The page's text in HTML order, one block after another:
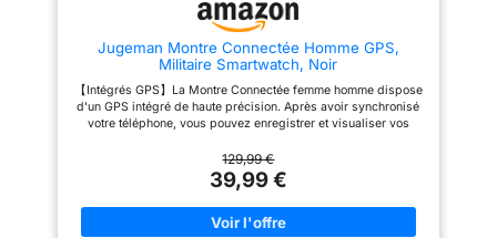
environnements humides
【Surveillance Complète de la
Santé】: cette montre connecter
pour homme intègre un capteur
optique de haute précision pour
une surveillance 24 heures sur
24 de la fréquence cardiaque et
nocturne et enregistre les
silicone souple, facilement
interchangeables. De plus, des
câbles de charge USB et Type-
C sont inclus pour un
chargement pratique à la
maison, au bureau ou en
voyage.
【Imperméabilité
5ATM et modes sportifs
métallique entièrement scellé et
jusqu'à 5ATM. Elle dispose d'un
Jugeman Montre Connectée Homme GPS,
Militaire Smartwatch, Noir
【Intégrés GPS】La Montre Connectée femme homme dispose
d'un GPS intégré de haute précision. Après avoir synchronisé
votre téléphone, vous pouvez enregistrer et visualiser vos
de gamme du tracker de fitness peut enregistrer avec
précision la distance, le rythme moyen/en temps réel, les
calories et d'autres données. Smartwatch Vous aide à optimiser
votre plan d’entraînement et à atteindre vos objectifs de remise
en forme. 【100+ modes de sport et Etanche IP68】Cette
129,99 €
39,99 €